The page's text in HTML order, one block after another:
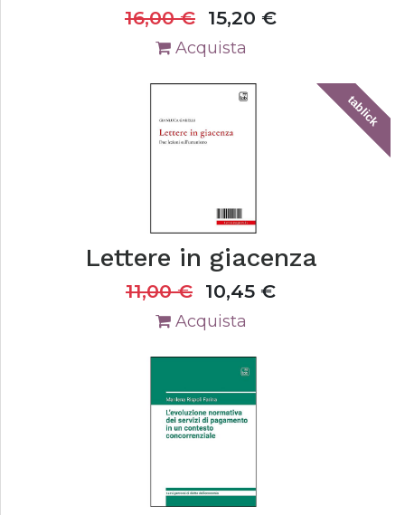
16,00€ 15,20 €
Acquista
tablick
Lettere in giacenza
11,00€ 10,45 €
Acquista